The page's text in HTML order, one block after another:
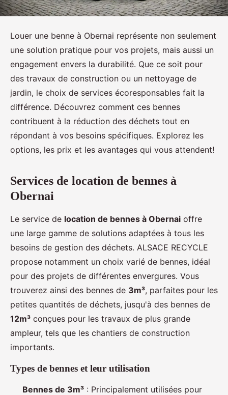
Louer une benne à Obernai représente non seulement
une solution pratique pour vos projets, mais aussi un
engagement envers la durabilité. Que ce soit pour
des travaux de construction ou un nettoyage de
jardin, le choix de services écoresponsables fait la
différence. Découvrez comment ces bennes
contribuent à la réduction des déchets tout en
répondant à vos besoins spécifiques. Explorez les
options, les prix et les avantages qui vous attendent!
Services de location de bennes à
Obernai
Le service de location de bennes à Obernai offre
une large gamme de solutions adaptées à tous les
besoins de gestion des déchets. ALSACE RECYCLE
propose notamment un choix varié de bennes, idéal
pour des projets de différentes envergures. Vous
trouverez ainsi des bennes de 3m³, parfaites pour les
petites quantités de déchets, jusqu'à des bennes de
12m³ conçues pour les travaux de plus grande
ampleur, tels que les chantiers de construction
importants.
Types de bennes et leur utilisation
Bennes de 3m³ : Principalement utilisées pour